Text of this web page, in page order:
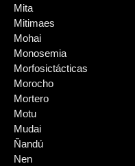
Mita
Mitimaes
Mohai
Monosemia
Morfosictácticas
Morocho
Mortero
Motu
Mudai
Ñandú
Nen